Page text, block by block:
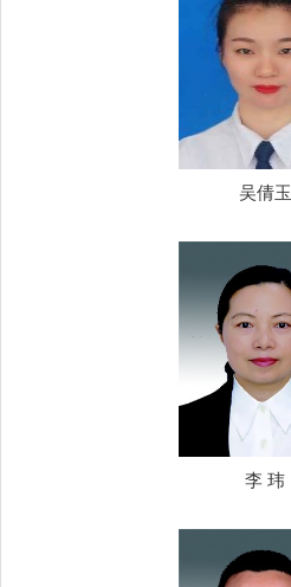
吴倩玉
李 玮